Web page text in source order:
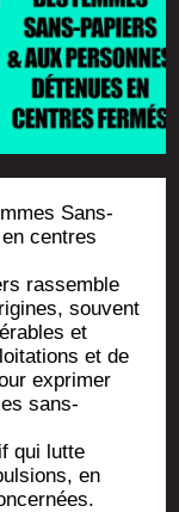
Sans-
centres
ras­semble
sou­vent
et
et de
expri­mer
sans-
qui lutte
en